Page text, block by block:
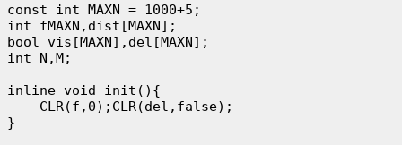
const int MAXN = 1000+5;
int fMAXN,dist[MAXN];
bool vis[MAXN],del[MAXN];
int N,M;
inline void init(){
    CLR(f,0);CLR(del,false);
}